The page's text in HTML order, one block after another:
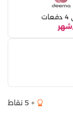
+ 5 نقاط